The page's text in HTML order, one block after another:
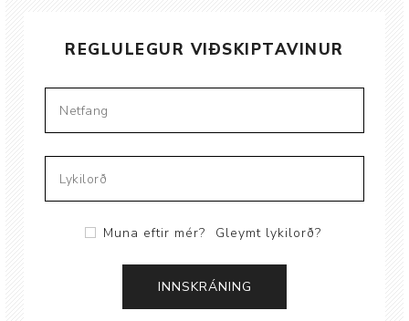
REGLULEGUR VIÐSKIPTAVINUR
Muna eftir mér? Gleymt lykilorð?